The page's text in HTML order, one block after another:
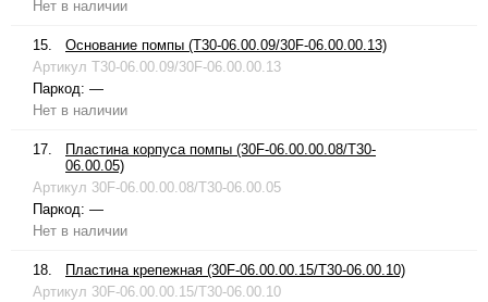
Нет в наличии
15.
Основание помпы (T30-06.00.09/30F-06.00.00.13)
Артикул T30-06.00.09/30F-06.00.00.13
Паркод: —
Нет в наличии
17.
Пластина корпуса помпы (30F-06.00.00.08/T30-
06.00.05)
Артикул 30F-06.00.00.08/T30-06.00.05
Паркод: —
Нет в наличии
18.
Пластина крепежная (30F-06.00.00.15/T30-06.00.10)
Артикул 30F-06.00.00.15/T30-06.00.10